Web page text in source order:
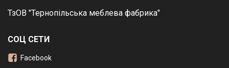
ТзОВ "Тернопільська меблева фабрика"
СОЦ СЕТИ
Facebook